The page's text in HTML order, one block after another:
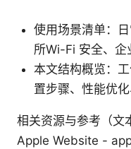
使用场景清单：
所Wi-Fi 安全、企
本文结构概览：
置步骤、性能优
相关资源与参考（文
Apple Website -